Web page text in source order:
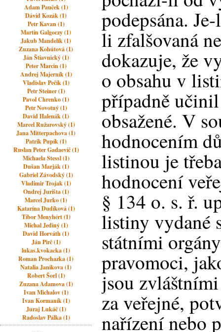
Adam Pauček (1)
Dávid Kozák (1)
Petr Kavan (1)
Martin Galgoczy (1)
Jakub Mandelík (1)
Zuzana Kohútová (1)
Ján Štiavnický (1)
Peter Marcin (1)
Andrej Majerník (1)
Vladislav Pečík (1)
Petr Steiner (1)
Pavol Chrenko (1)
Petr Novotný (1)
David Halenák (1)
Marcel Ružarovský (1)
Jana Mitterpachova (1)
Patrik Pupík (1)
Ruslan Peter Gadaevič (1)
Michaela Stessl (1)
Dušan Marják (1)
Gabriel Závodský (1)
Vladimir Trojak (1)
Ondrej Jurišta (1)
Marcel Jurko (1)
Katarína Dudíková (1)
Tibor Menyhért (1)
Michal Jediný (1)
David Horváth (1)
Ján Pirč (1)
lukas.kvokacka (1)
Roman Prochazka (1)
Natalia Janikova (1)
Robert Šorl (1)
Zuzana Adamova (1)
Ivan Michalov (1)
Ivan Kormaník (1)
Juraj Lukáč (1)
Radoslav Pálka (1)
podepsána.
li zfalšovaná
dokazuje, že
o obsahu v
případně
obsažené. V
hodnocením
listinou je
hodnocení
§ 134 o. s. ř.
listiny vydané
státními
pravomoci,
jsou
za veřejné,
nařízení nebo